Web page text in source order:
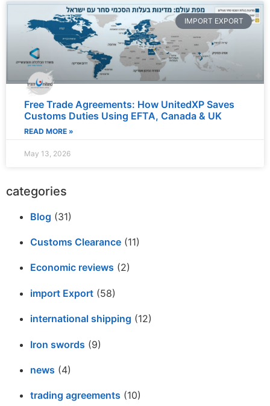
IMPORT EXPORT
Free Trade Agreements: How UnitedXP Saves
Customs Duties Using EFTA, Canada & UK
READ MORE »
May 13, 2026
categories
Blog (31)
Customs Clearance (11)
Economic reviews (2)
import Export (58)
international shipping (12)
Iron swords (9)
news (4)
trading agreements (10)